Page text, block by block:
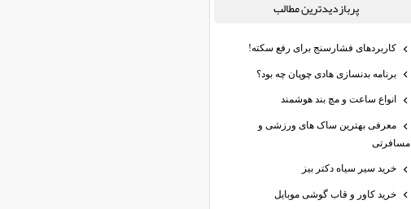
پربازديدترين مطالب
کاربردهای فشارسنج برای رفع سکته!
برنامه بدنسازی هادی چوپان چه بود؟
انواع ساعت و مچ‌ بند هوشمند
معرفی بهترین ساک های ورزشی و
مسافرتی
خرید سیر سیاه دکتر بیز
خرید کاور و قاب گوشی موبایل